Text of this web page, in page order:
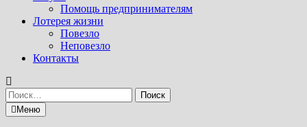
Помощь предпринимателям
Лотерея жизни
Повезло
Неповезло
Контакты
Найти:
Меню